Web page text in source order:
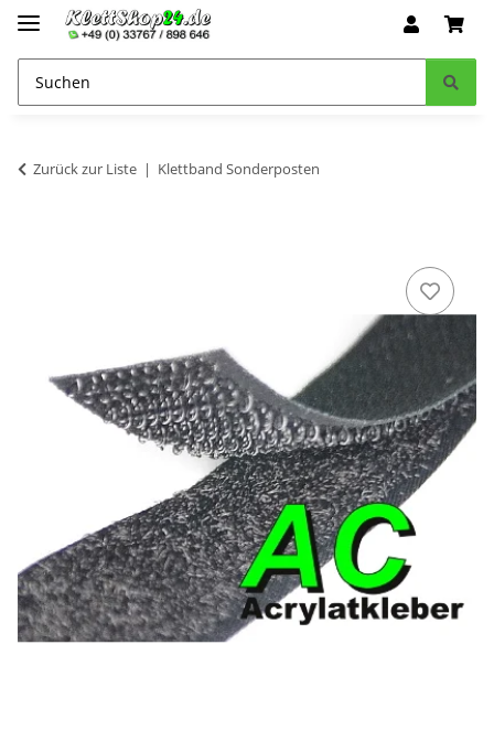
Zurück zur Liste Klettband Sonderposten